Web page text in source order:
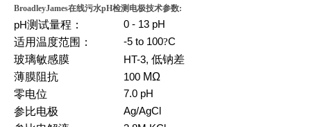
BroadleyJames在线污水pH检测电极技术参数:
pH测试量程： 0 - 13 pH
适用温度范围： -5 to 100?C
玻璃敏感膜 HT-3, 低钠差
薄膜阻抗
100 MΩ
零电位
7.0 pH
参比电极 Ag/AgCl